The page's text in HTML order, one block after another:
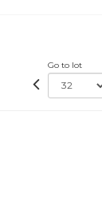
Go to lot